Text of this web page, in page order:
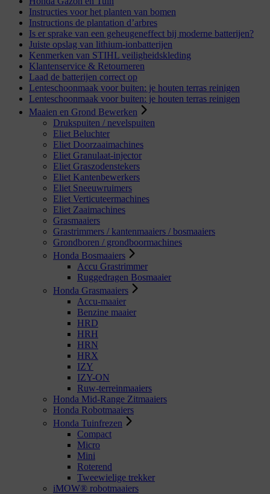
Instructies voor het planten van bomen
Instructions de plantation d’arbres
Is er sprake van een geheugeneffect bij moderne batterijen?
Juiste opslag van lithium-ionbatterijen
Kenmerken van STIHL veiligheidskleding
Klantenservice & Retourneren
Laad de batterijen correct op
Lenteschoonmaak voor buiten: je houten terras reinigen
Lenteschoonmaak voor buiten: je houten terras reinigen
Maaien en Grond Bewerken
Drukspuiten / nevelspuiten
Eliet Beluchter
Eliet Doorzaaimachines
Eliet Granulaat-injector
Eliet Graszodenstekers
Eliet Kantenbewerkers
Eliet Sneeuwruimers
Eliet Verticuteermachines
Eliet Zaaimachines
Grasmaaiers
Grastrimmers / kantenmaaiers / bosmaaiers
Grondboren / grondboormachines
Honda Bosmaaiers
Accu Grastrimmer
Ruggedragen Bosmaaier
Honda Grasmaaiers
Accu-maaier
Benzine maaier
HRD
HRH
HRN
HRX
IZY
IZY-ON
Ruw-terreinmaaiers
Honda Mid-Range Zitmaaiers
Honda Robotmaaiers
Honda Tuinfrezen
Compact
Micro
Mini
Roterend
Tweewielige trekker
iMOW® robotmaaiers